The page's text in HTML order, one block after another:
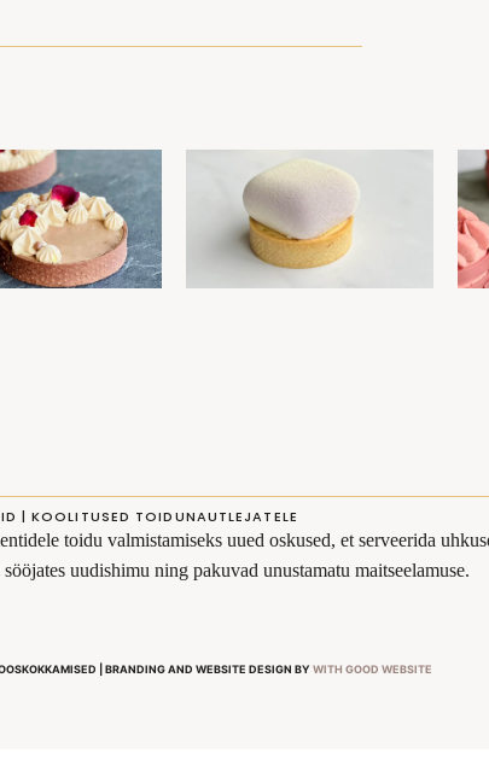
| KOOLITUSED TOIDUNAUTLEJATELE
toidu valmistamiseks uued oskused, et serveerida
uudishimu ning pakuvad unustamatu maitseelamuse.
| BRANDING AND WEBSITE DESIGN BY WITH GOOD WEBSITE